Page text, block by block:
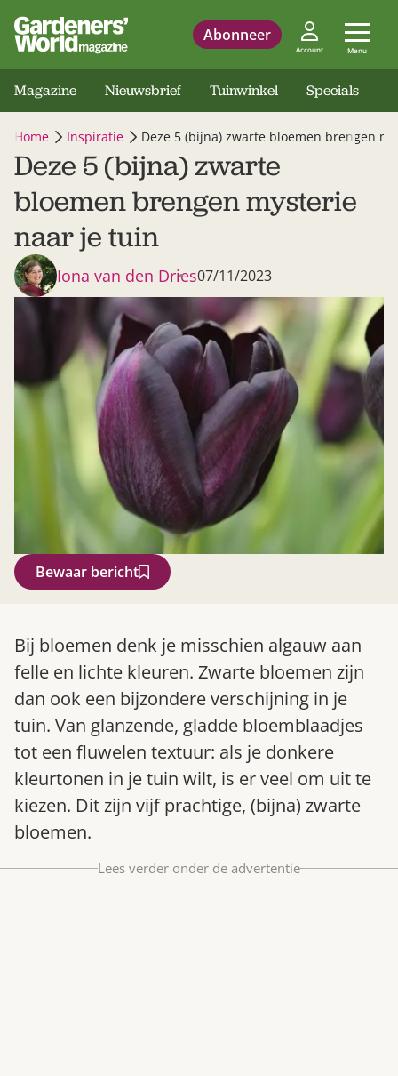
Abonneer
Account Menu
Gardeners’ World 08/2026
Bestel nu
Magazine Nieuwsbrief Tuinwinkel Specials
Home Inspiratie Deze 5 (bijna) zwarte bloemen brengen
Deze 5 (bijna) zwarte
bloemen brengen mysterie
naar je tuin
Iona van den Dries07/11/2023
Bewaar bericht
Bij bloemen denk je misschien algauw aan
felle en lichte kleuren. Zwarte bloemen zijn
dan ook een bijzondere verschijning in je
tuin. Van glanzende, gladde bloemblaadjes
tot een fluwelen textuur: als je donkere
kleurtonen in je tuin wilt, is er veel om uit te
kiezen. Dit zijn vijf prachtige, (bijna) zwarte
bloemen.
Lees verder onder de advertentie